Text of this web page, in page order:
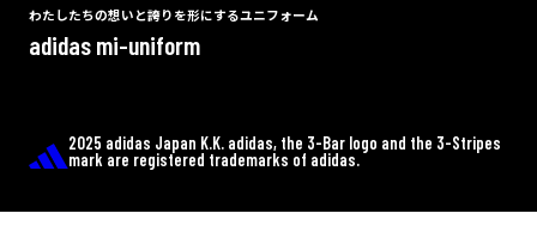
TEL：052-238-3688｜FAX：052-238-3677
わたしたちの想いと誇りを形にするユニフォーム
adidas mi-uniform
2025 adidas Japan K.K. adidas, the 3-Bar logo and the 3-Stripes
mark are registered trademarks of adidas.